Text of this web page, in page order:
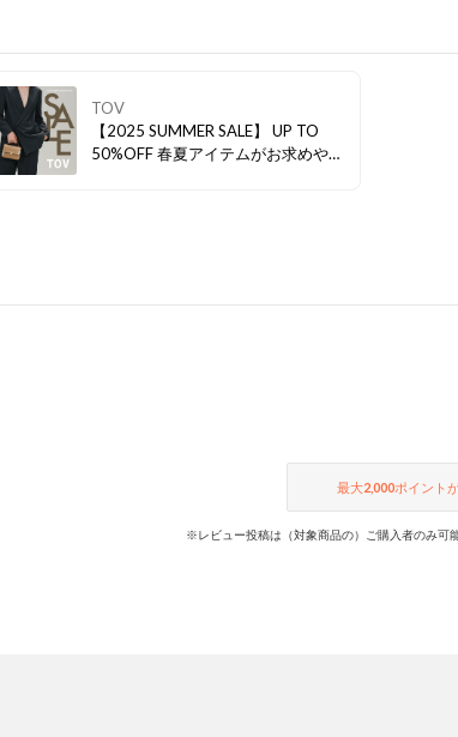
TOV
【2025 SUMMER SALE】 UP TO
50%OFF 春夏アイテムがお求めやす
最大2,000ポイント
※レビュー投稿は（対象商品の）ご購入者のみ可